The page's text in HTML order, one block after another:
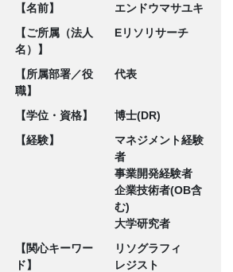
【名前】
エンドウマサユキ
【ご所属（法人
名）】
Eリソリサーチ
【所属部署／役
職】
代表
【学位・資格】
博士(DR)
【経験】
マネジメント経験
者
事業開発経験者
企業技術者(OB含
む)
大学研究者
【関心キーワー
ド】
リソグラフィ
レジスト